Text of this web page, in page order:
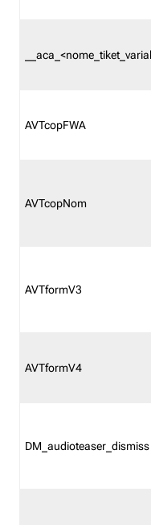
AVTcopFWA
AVTcopNom
AVTformV3
AVTformV4
DM_audioteaser_dismiss